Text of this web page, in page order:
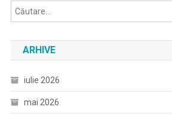
ARHIVE
iulie 2026
mai 2026